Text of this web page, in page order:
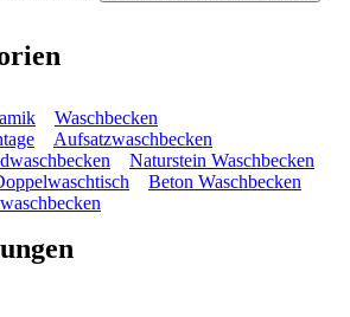
Waschbecken
Aufsatzwaschbecken
Naturstein Waschbecken
Beton Waschbecken